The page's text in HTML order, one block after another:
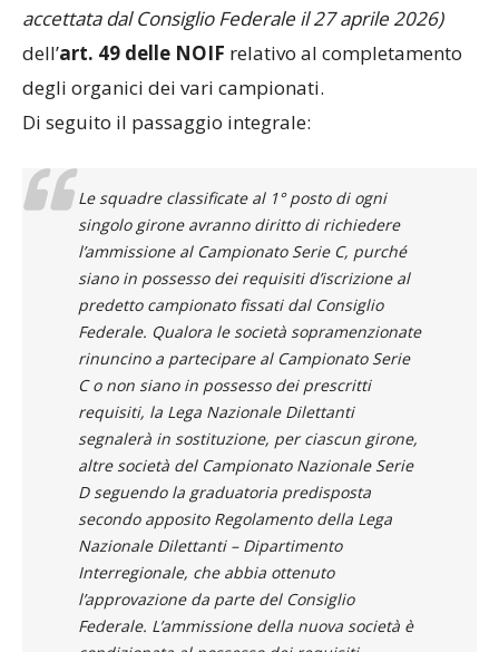
Va infatti interpretato ilnuovo testo(modifica
accettata dal Consiglio Federale il 27 aprile 2026)
dell’art. 49 delle NOIFrelativo al completamento
degli organici dei vari campionati.
Di seguito il passaggio integrale:
Le squadre classificate al 1° posto di ogni
singolo girone avranno diritto di richiedere
l’ammissione al Campionato Serie C, purché
siano in possesso dei requisiti d’iscrizione al
predetto campionato fissati dal Consiglio
Federale. Qualora le società sopramenzionate
rinuncino a partecipare al Campionato Serie
C o non siano in possesso dei prescritti
requisiti, la Lega Nazionale Dilettanti
segnalerà in sostituzione, per ciascun girone,
altre società del Campionato Nazionale Serie
D seguendo la graduatoria predisposta
secondo apposito Regolamento della Lega
Nazionale Dilettanti – Dipartimento
Interregionale, che abbia ottenuto
l’approvazione da parte del Consiglio